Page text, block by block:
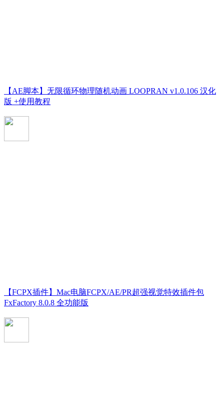
【AE脚本】无限循环物理随机动画 LOOPRAN v1.0.106 汉化
版 +使用教程
【FCPX插件】Mac电脑FCPX/AE/PR超强视觉特效插件包
FxFactory 8.0.8 全功能版